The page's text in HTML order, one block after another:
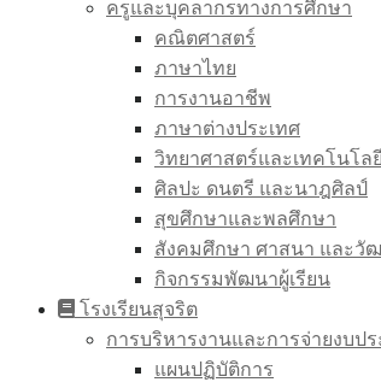
ครูและบุคลากรทางการศึกษา
คณิตศาสตร์
ภาษาไทย
การงานอาชีพ
ภาษาต่างประเทศ
วิทยาศาสตร์และเทคโนโลยี
ศิลปะ ดนตรี และนาฎศิลป์
สุขศึกษาและพลศึกษา
สังคมศึกษา ศาสนา และวั
กิจกรรมพัฒนาผู้เรียน
โรงเรียนสุจริต
การบริหารงานและการจ่ายงบป
แผนปฏิบัติการ